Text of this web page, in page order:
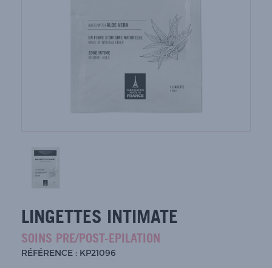
LINGETTES INTIMATE
SOINS PRE/POST-EPILATION
RÉFÉRENCE : KP21096